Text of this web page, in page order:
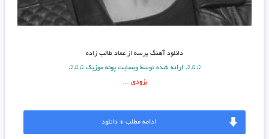
دانلود آهنگپرسه از عماد طالب زاده
♫♫♫ ارائه شده توسط وبسایت پونه موزیک ♫♫♫
بزودی …
ادامه مطلب + دانلود